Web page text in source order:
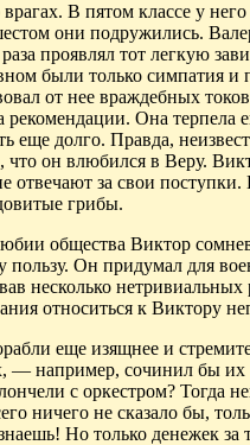
В пятом классе у него
они подружились.
проявлял тот легкую
были только симпатия и
от нее враждебных
рекомендации. Она терпела
еще долго. Правда,
что он влюбился в Веру.
отвечают за свои поступки.
грибы.
общества Виктор
Он придумал для
несколько
относиться к Виктору
еще изящнее и
— например, сочинил бы
с оркестром? Тогда
ничего не сказало бы,
Но только денежек за